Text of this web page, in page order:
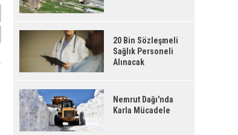
20 Bin Sözleşmeli
Sağlık Personeli
Alınacak
Nemrut Dağı'nda
Karla Mücadele